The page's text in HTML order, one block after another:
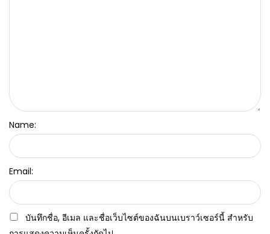
Name:
Email:
บันทึกชื่อ, อีเมล และชื่อเว็บไซต์ของฉันบนเบราว์เซอร์นี้ สำหรับ